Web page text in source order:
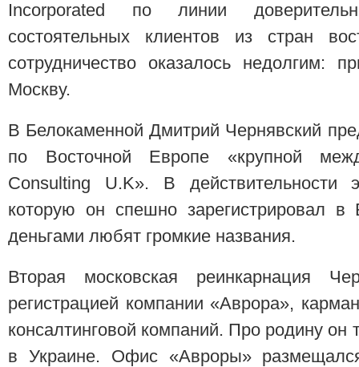
Incorporated по линии
состоятельных клиентов из стран
сотрудничество оказалось недолгим:
Москву.
В Белокаменной Дмитрий Чернявский
по Восточной Европе «крупной
Consulting U.K». В
которую он спешно зарегистрировал в
деньгами любят громкие названия.
Вторая московская реинкарнация
регистрацией компании «Аврора»,
консалтинговой компаний. Про родину
в Украине. Офис «Авроры»